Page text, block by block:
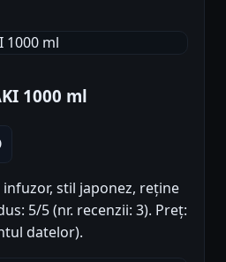
1000 ml
stil japonez, reține
5/5 (nr. recenzii: 3). Preț:
datelor).